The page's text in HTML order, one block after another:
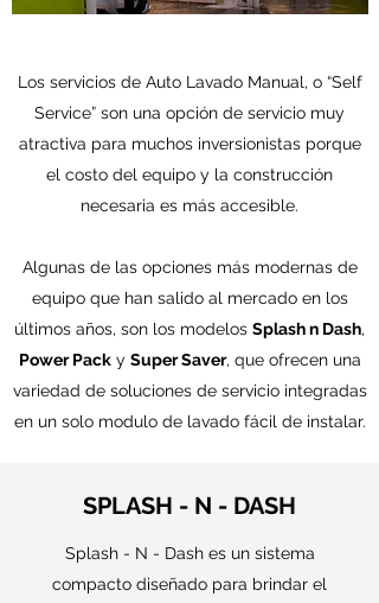
Los servicios de Auto Lavado Manual, o “Self
Service” son una opción de servicio muy
atractiva para muchos inversionistas porque
el costo del equipo y la construcción
necesaria es más accesible.
Algunas de las opciones más modernas de
equipo que han salido al mercado en los
últimos años, son los modelos Splash n Dash,
Power Packy Super Saver, que ofrecen una
variedad de soluciones de servicio integradas
en un solo modulo de lavado fácil de instalar.
SPLASH - N - DASH
Splash - N - Dash es un sistema
compacto diseñado para brindar el